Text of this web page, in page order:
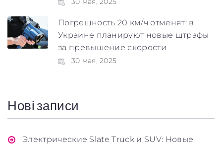
Погрешность 20 км/ч отменят: в
Украине планируют новые штрафы
за превышение скорости
30 мая, 2025
Нові записи
Электрические Slate Truck и SUV: Новые